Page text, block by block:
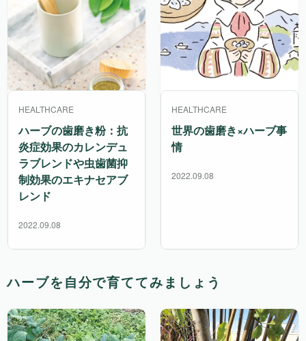
HEALTHCARE
ハーブの歯磨き粉：抗
炎症効果のカレンデュ
ラブレンドや虫歯菌抑
制効果のエキナセアブ
レンド
2022.09.08
HEALTHCARE
世界の歯磨き×ハーブ事
情
2022.09.08
ハーブを自分で育ててみましょう